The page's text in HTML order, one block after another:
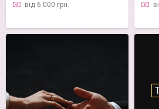
від 6 000 грн.